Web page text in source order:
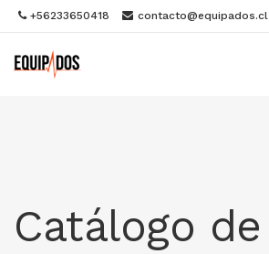
+56233650418 contacto@equipados.cl
Catálogo de